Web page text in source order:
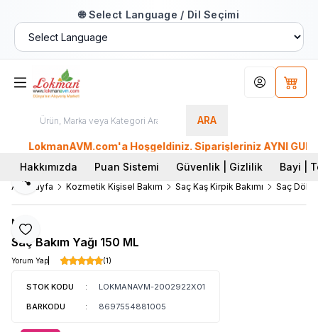
🌐 Select Language / Dil Seçimi
ARA
Hesabım
LokmanAVM.com'a Hoşgeldiniz. Siparişleriniz AYNI GÜN
Hakkımızda
Puan Sistemi Güvenlik | Gizlilik Bayi |
Ana Sayfa Kozmetik Kişisel Bakım Saç Kaş Kirpik Bakımı Saç
Favoriye Ekle
Paylaş
Nurs
Saç Bakım Yağı 150 ML
Yorum Yap (1)
STOK KODU :
LOKMANAVM-2002922X01
BARKODU
: 8697554881005